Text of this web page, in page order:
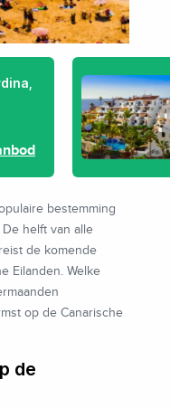
bestemming
helft van alle
de komende
Eilanden. Welke
op de Canarische
de